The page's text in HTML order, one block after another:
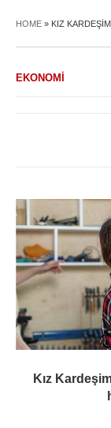
HOME » KIZ
EKONOMI
Kız